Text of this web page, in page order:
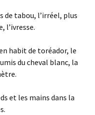
de tabou, l’irréel, plus
l’ivresse.
habit de toréador, le
du cheval blanc, la
et les mains dans la